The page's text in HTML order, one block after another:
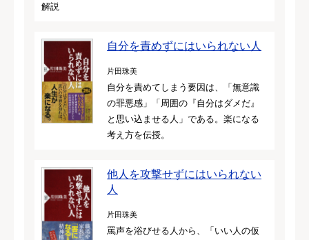
解説
自分を責めずにはいられない人
片田珠美
自分を責めてしまう要因は、「無意識
の罪悪感」「周囲の『自分はダメだ』
と思い込ませる人」である。楽になる
考え方を伝授。
他人を攻撃せずにはいられない
人
片田珠美
罵声を浴びせる人から、「いい人の仮